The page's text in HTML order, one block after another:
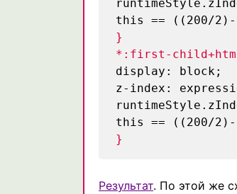
this == ((200/
}
*:first-
display: block;
z-index:
this == ((200/
}
Результат. По этой же